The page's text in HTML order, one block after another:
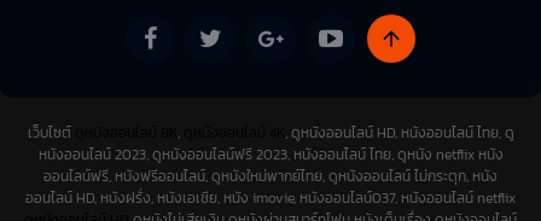
เว็บไซต์ ,
, ดูหนังออนไลน์ HD, หนังออนไลน์ ไทย, ดู
หนังออนไลน์ 2023, ดูหนังออนไลน์ฟรี 2023, หนังออนไลน์ ไทย, ดูหนัง netflix หนัง
ออนไลน์ฟรี, หนังฟรีออนไลน์, ดูหนังใหม่พากย์ไทย, ดูหนังออนไลน์ ไม่กระตุก, หนัง
ออนไลน์ HD, หนังฝรั่ง, หนังเอเชีย, หนัง imovie, หนังออนไลน์037, หนังออนไลน์ netflix